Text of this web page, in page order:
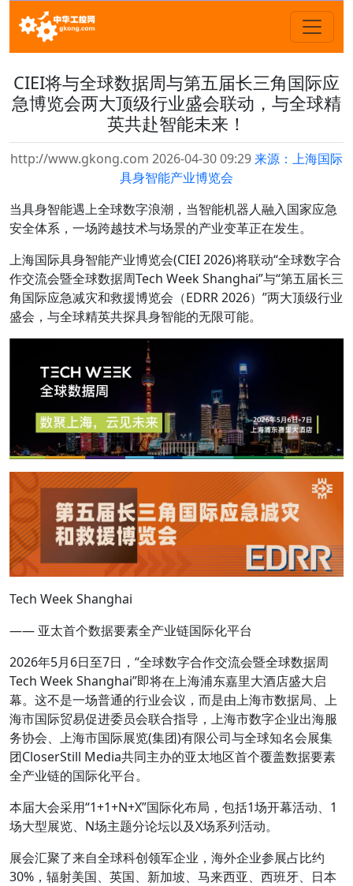
CIEI将与全球数据周与第五届长三角国际应
急博览会两大顶级行业盛会联动，与全球精
英共赴智能未来！
http://www.gkong.com 2026-04-30 09:29来源：上海国际
具身智能产业博览会
当具身智能遇上全球数字浪潮，当智能机器人融入国家应急
安全体系，一场跨越技术与场景的产业变革正在发生。
上海国际具身智能产业博览会(CIEI 2026)将联动“全球数字合
作交流会暨全球数据周Tech Week Shanghai”与“第五届长三
角国际应急减灾和救援博览会（EDRR 2026）”两大顶级行业
盛会，与全球精英共探具身智能的无限可能。
Tech Week Shanghai
—— 亚太首个数据要素全产业链国际化平台
2026年5月6日至7日，“全球数字合作交流会暨全球数据周
Tech Week Shanghai”即将在上海浦东嘉里大酒店盛大启
幕。这不是一场普通的行业会议，而是由上海市数据局、上
海市国际贸易促进委员会联合指导，上海市数字企业出海服
务协会、上海市国际展览(集团)有限公司与全球知名会展集
团CloserStill Media共同主办的亚太地区首个覆盖数据要素
全产业链的国际化平台。
本届大会采用“1+1+N+X”国际化布局，包括1场开幕活动、1
场大型展览、N场主题分论坛以及X场系列活动。
展会汇聚了来自全球科创领军企业，海外企业参展占比约
30%，辐射美国、英国、新加坡、马来西亚、西班牙、日本